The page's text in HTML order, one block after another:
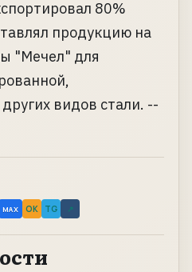
80%
продукцию на
"Мечел" для
видов стали. --
MAX OK TG ↗